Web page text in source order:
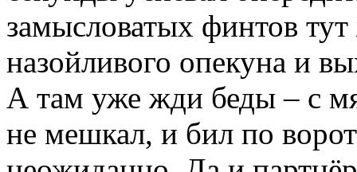
замысловатых финтов
назойливого опекуна и
А там уже жди беды – с
не мешкал, и бил по